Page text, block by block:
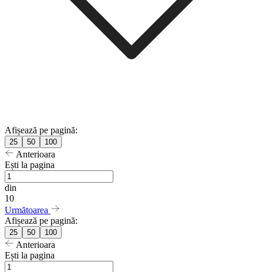
Afișează pe pagină:
25 50 100
Anterioara
Ești la pagina
din
10
Următoarea
Afișează pe pagină:
25 50 100
Anterioara
Ești la pagina